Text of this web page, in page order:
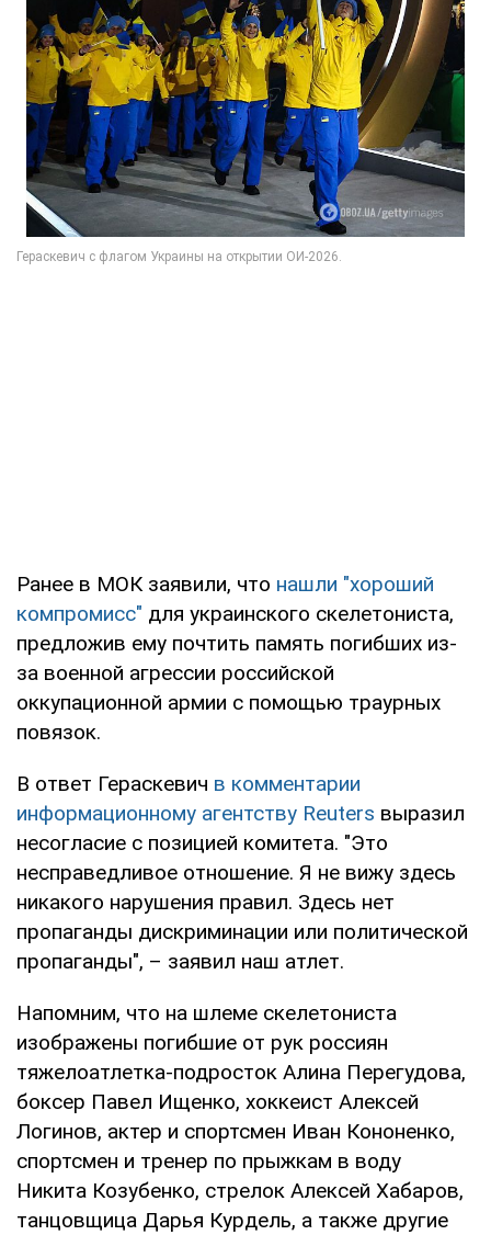
Ранее в МОК заявили, что нашли "хороший
компромисс" для украинского скелетониста,
предложив ему почтить память погибших из-
за военной агрессии российской
оккупационной армии с помощью траурных
повязок.
В ответ Гераскевич в комментарии
информационному агентству Reuters выразил
несогласие с позицией комитета. "Это
несправедливое отношение. Я не вижу здесь
никакого нарушения правил. Здесь нет
пропаганды дискриминации или политической
пропаганды", – заявил наш атлет.
Напомним, что на шлеме скелетониста
изображены погибшие от рук россиян
тяжелоатлетка-подросток Алина Перегудова,
боксер Павел Ищенко, хоккеист Алексей
Логинов, актер и спортсмен Иван Кононенко,
спортсмен и тренер по прыжкам в воду
Никита Козубенко, стрелок Алексей Хабаров,
танцовщица Дарья Курдель, а также другие